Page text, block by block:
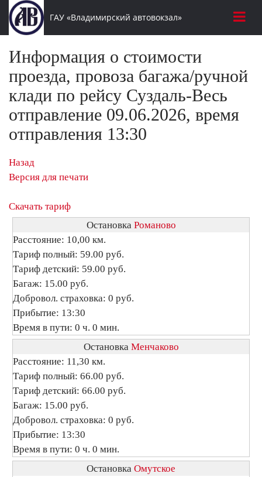
ГАУ «Владимирский автовокзал»
Информация о стоимости
проезда, провоза багажа/ручной
клади по рейсу Суздаль-Весь
отправление 09.06.2026, время
отправления 13:30
Назад
Версия для печати
Скачать тариф
Остановка Романово
Расстояние: 10,00 км.
Тариф полный: 59.00 руб.
Тариф детский: 59.00 руб.
Багаж: 15.00 руб.
Добровол. страховка: 0 руб.
Прибытие: 13:30
Время в пути: 0 ч. 0 мин.
Остановка Менчаково
Расстояние: 11,30 км.
Тариф полный: 66.00 руб.
Тариф детский: 66.00 руб.
Багаж: 15.00 руб.
Добровол. страховка: 0 руб.
Прибытие: 13:30
Время в пути: 0 ч. 0 мин.
Остановка Омутское